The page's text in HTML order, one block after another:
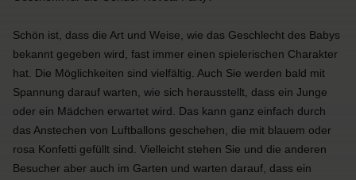
Schön ist, dass die Art und Weise, wie das Geschlecht des Babys
bekannt gegeben wird, fast immer einen spielerischen Charakter
hat. Die Möglichkeiten sind vielfältig. Auch Sie werden bald mit
Spannung darauf warten, wie sich herausstellt, dass ein Junge
oder ein Mädchen erwartet wird. Das kann ganz einfach durch
das Anstechen von Luftballons geschehen, die mit blauem oder
rosa Konfetti gefüllt sind. Vielleicht stehen Sie und die anderen
Besucher aber auch im Garten und warten darauf, dass ein